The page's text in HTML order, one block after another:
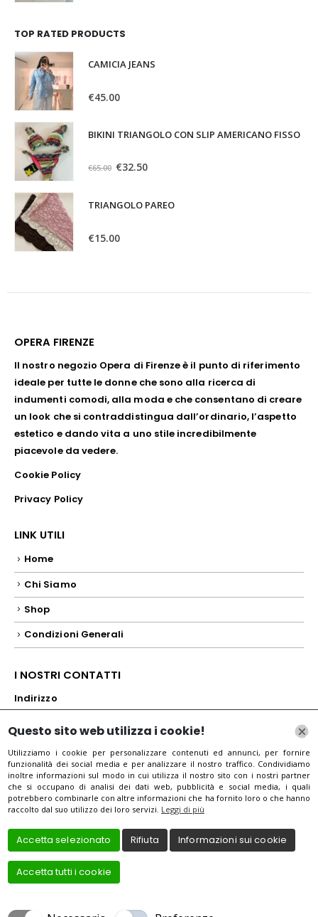
TOP RATED PRODUCTS
CAMICIA JEANS
0 Su 5
€45.00
BIKINI TRIANGOLO CON SLIP AMERICANO FISSO
Su 5
€65.00 €32.50
TRIANGOLO PAREO
€15.00
OPERA FIRENZE
Il nostro negozio Opera di Firenze è il punto di riferimento
ideale per tutte le donne che sono alla ricerca di
indumenti comodi, alla moda e che consentano di creare
un look che si contraddistingua dall’ordinario, l’aspetto
estetico e dando vita a uno stile incredibilmente
piacevole da vedere.
Cookie Policy
Privacy Policy
LINK UTILI
Home
Chi Siamo
Shop
Condizioni Generali
I NOSTRI CONTATTI
Indirizzo
Via dello Statuto, 25/r, 50129 Firenze FI, Itali
Mail
operafirenze@libero.it
Telefono
Copyrights © 2021 OPERA | Tutti i diritti riservati.
Questo sito web utilizza i cookie!
Utilizziamo i cookie per personalizzare contenuti ed annunci, per fornire
funzionalità dei social media e per analizzare il nostro traffico. Condividiamo
inoltre informazioni sul modo in cui utilizza il nostro sito con i nostri partner
che si occupano di analisi dei dati web, pubblicità e social media, i quali
potrebbero combinarle con altre informazioni che ha fornito loro o che hanno
raccolto dal suo utilizzo dei loro servizi. Leggi di più
Accetta selezionato Rifiuta Informazioni sui cookie
Accetta tutti i cookie